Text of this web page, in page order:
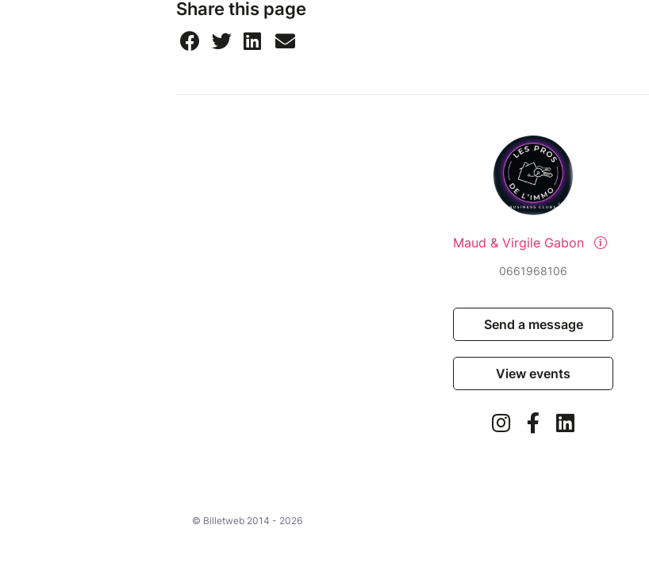
Share this page
Maud & Virgile Gabon
0661968106
Send a message
View events
© Billetweb 2014 - 2026